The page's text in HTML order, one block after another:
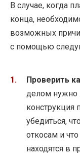
В случае, когда
конца,
возможных
с помощью
Проверить
делом нужно
конструкция
убедиться,
откосам и
находятся в